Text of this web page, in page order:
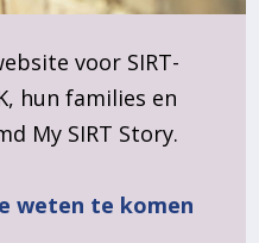
voor SIRT-
hun families en
My SIRT Story.
weten te komen